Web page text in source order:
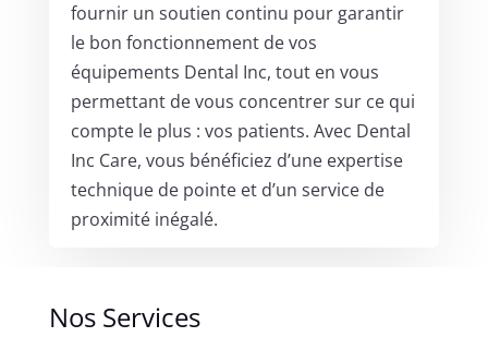
fournir un soutien continu pour garantir
le bon fonctionnement de vos
équipements Dental Inc, tout en vous
permettant de vous concentrer sur ce qui
compte le plus : vos patients. Avec Dental
Inc Care, vous bénéficiez d’une expertise
technique de pointe et d’un service de
proximité inégalé.
Nos Services